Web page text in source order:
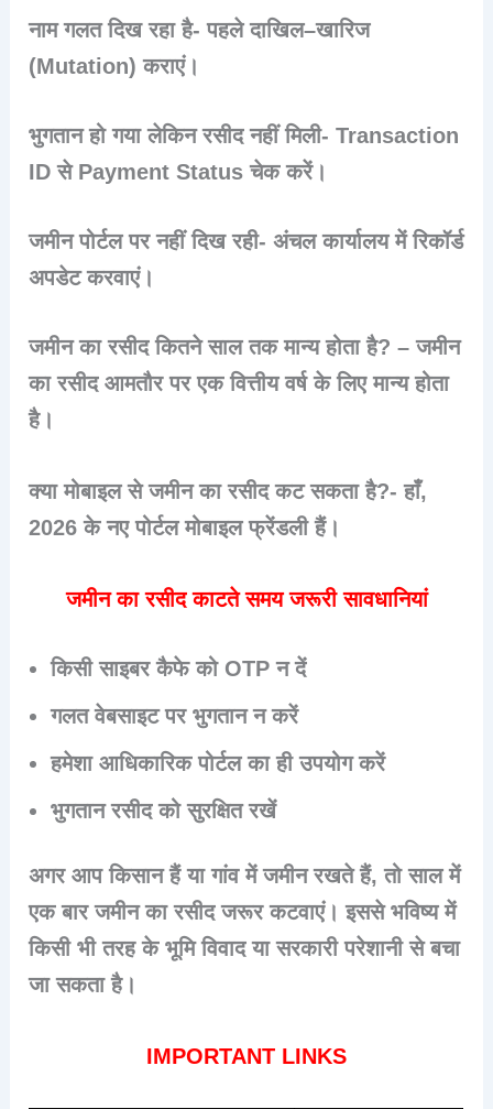
नाम गलत दिख रहा है- पहले दाखिल–खारिज
(Mutation) कराएं।
भुगतान हो गया लेकिन रसीद नहीं मिली- Transaction
ID से Payment Status चेक करें।
जमीन पोर्टल पर नहीं दिख रही- अंचल कार्यालय में रिकॉर्ड
अपडेट करवाएं।
जमीन का रसीद कितने साल तक मान्य होता है? – जमीन
का रसीद आमतौर पर एक वित्तीय वर्ष के लिए मान्य होता
है।
क्या मोबाइल से जमीन का रसीद कट सकता है?- हाँ,
2026 के नए पोर्टल मोबाइल फ्रेंडली हैं।
जमीन का रसीद काटते समय जरूरी सावधानियां
किसी साइबर कैफे को OTP न दें
गलत वेबसाइट पर भुगतान न करें
हमेशा आधिकारिक पोर्टल का ही उपयोग करें
भुगतान रसीद को सुरक्षित रखें
अगर आप किसान हैं या गांव में जमीन रखते हैं, तो साल में
एक बार जमीन का रसीद जरूर कटवाएं। इससे भविष्य में
किसी भी तरह के भूमि विवाद या सरकारी परेशानी से बचा
जा सकता है।
IMPORTANT LINKS